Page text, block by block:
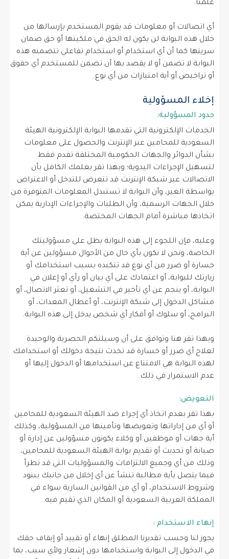
علمنا.
أي اتصالات أو معلومات قد يقوم المستخدم بإرسالها من
خلال هذه البوابة لن يكون له الحق في ملكيتها أو حق ضمان
سريتها كما أن أي استخدام أو استخدام تفاعلي تتضمنه هذه
البوابة لا تضمن أو لا يقصد بها أن تضمن للمستخدم أي حقوق
أو تراخيص أو أية امتيازات من أي نوع.
إخلاء المسؤولية
حدود المسؤولية:
الخدمات الإلكترونية التي تقدمها البوابة الإلكترونية الهيئة
السعودية للمحامين عبر الإنترنت والحصول على معلومات
بشأن الدوائر والجهات الحكومية المختلفة تقدم فقط
لتسهيل الإجراءات اليدوية؛ وبهذا تقر بعلمك الكامل بأن
الاتصالات عبر شبكة الإنترنت قد تتعرض للتدخل أو الاعتراض
بواسطة الغير، وأن البوابة لا تستبدل المعلومات المتوفرة من
خلال الجهات الرسمية، وأن الطلبات والإجراءات الإدارية يمكن
اتخاذها مباشرة أمام الجهات المختصة.
وعليه، فإن اللجوء إلى هذه البوابة يظل على مسؤوليتك
الخاصة، ونحن لا نكون بأي حال من الأحوال مسؤولين عن أية
خسارة أو ضرر من أي نوع قد تتكبده بسبب استخدامك أو
زيارتك للبوابة، أو اعتمادك على أي بيان أو رأي أو إعلان في
البوابة، أو ينجم عن أي تأخير في التشغيل، أو تعثر الاتصال، أو
مشاكل الدخول إلى شبكة الإنترنت، أو أعطال المعدات، أو
البرامج، أو سلوك أو أفكار أي شخص يدخل إلى هذه البوابة.
وبهذا تقر هنا وتوافق على أن وسيلتكم الحصرية والوحيدة
لعلاج أي ضرر أو خسارة قد تحدث نتيجة دخولك أو استخدامك
لهذه البوابة هي الامتناع عن استخدامها أو الدخول إليها أو
عدم الاستمرار في ذلك.
التعويض:
بهذا تقر بعدم اتخاذ أي إجراء ضد الهيئة السعودية للمحامين
أو أي من إداراتها وتعويضها وتأمينها من المسؤولية، وكذلك
أية جهات أو موظفين أو وكلاء يكونون مسؤولين عن إدارة أو
صيانة أو تحديث أو تقديم بوابة الهيئة السعودية للمحامين،
وذلك من أي وجميع الالتزامات والمسؤوليات التي قد تطرأ
فيما يتصل بأية مطالبة تنشأ عن أي إخلال من جانبك ببنود
وشروط الاستخدام، أو أي من القوانين السارية سواء في
المملكة العربية السعودية أو المكان الذي تقيم فيه.
إنهاء الاستخدام :
يجوز لنا وحسب تقديرنا المطلق إنهاء أو تقييد أو إيقاف حقك
في الدخول إلى البوابة واستخدامها دون إشعار ولأي سبب، بما